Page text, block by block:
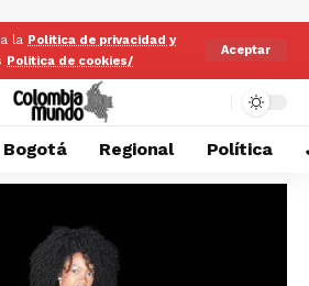
la Politica de privacidad y
Politica de cookies/
Aceptar
Bogotá Regional Política